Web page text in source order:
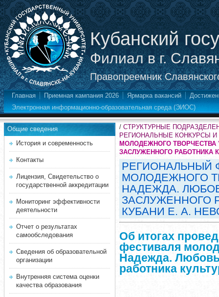
Кубанский
Филиал в г.
Правопреемник
Главная Приемная кампания 2026 Ярмарка вакансий
Электронная информационно-образовательная среда (ЭИОС)
Общие сведения
История и современность
Контакты
Лицензия, Свидетельство о
государственной аккредитации
Мониторинг эффективности
деятельности
Отчет о результатах
самообследования
Сведения об образовательной
организации
Внутренняя система оценки
качества образования
/ СТРУКТУРНЫЕ
РЕГИОНАЛЬНЫЕ КОНКУРСЫ И
МОЛОДЕЖНОГО
ЗАСЛУЖЕННОГО РАБОТНИКА
РЕГИОНАЛЬНЫЙ
МОЛОДЕЖНОГО
НАДЕЖДА.
ЗАСЛУЖЕННОГО
КУБАНИ Е. А.
Об итогах
фестиваля
Надежда.
работника